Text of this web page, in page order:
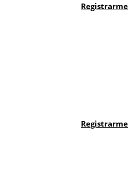
Registrarme
Registrarme